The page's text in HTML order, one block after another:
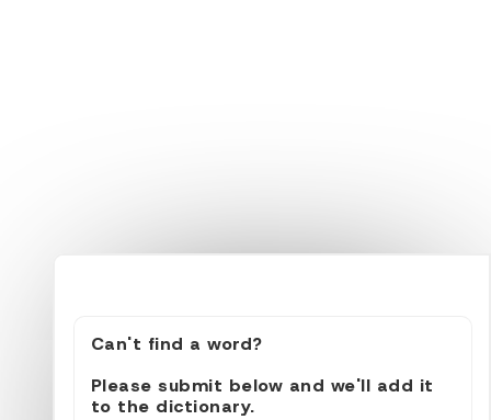
Can't find a word?
Please submit below and we'll add it
to the dictionary.